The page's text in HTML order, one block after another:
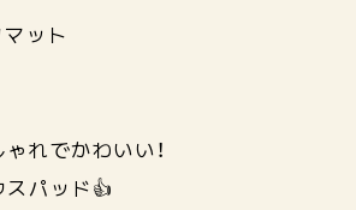
ット
れでかわいい！
パッド👍